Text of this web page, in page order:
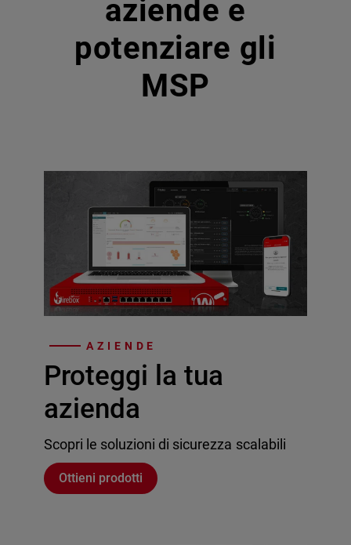
aziende e
potenziare gli
MSP
AZIENDE
Proteggi la tua
azienda
Scopri le soluzioni di sicurezza scalabili
Ottieni prodotti